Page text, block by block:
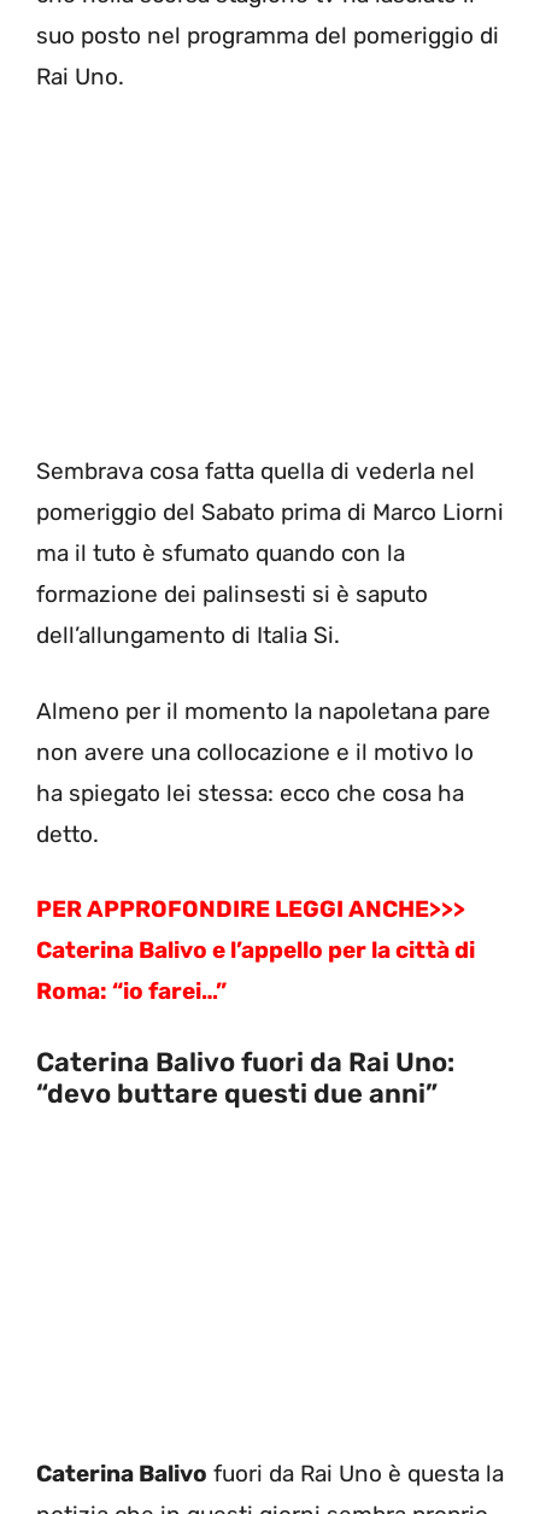
suo posto nel programma del pomeriggio di
Rai Uno.
Sembrava cosa fatta quella di vederla nel
pomeriggio del Sabato prima di Marco Liorni
ma il tuto è sfumato quando con la
formazione dei palinsesti si è saputo
dell’allungamento di Italia Si.
Almeno per il momento la napoletana pare
non avere una collocazione e il motivo lo
ha spiegato lei stessa: ecco che cosa ha
detto.
PER APPROFONDIRE LEGGI ANCHE>>>
Caterina Balivo e l’appello per la città di
Roma: “io farei…”
Caterina Balivo fuori da Rai Uno:
“devo buttare questi due anni”
Caterina Balivo fuori da Rai Uno è questa la